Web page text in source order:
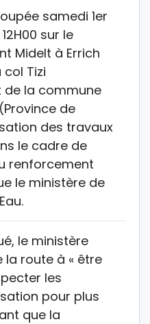
samedi 1er
sur le
Midelt à Errich
col Tizi
de la commune
de
des travaux
le cadre de
renforcement
le ministère de
le ministère
la route à « être
les
pour plus
que la